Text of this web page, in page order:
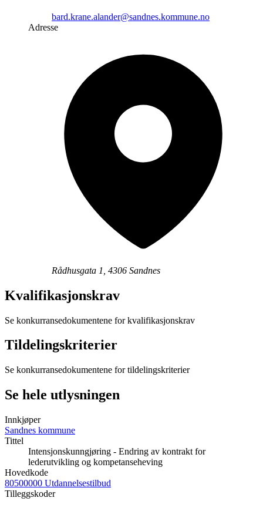
bard.krane.alander@sandnes.kommune.no
Adresse
Rådhusgata 1, 4306 Sandnes
Kvalifikasjonskrav
Se konkurransedokumentene for kvalifikasjonskrav
Tildelingskriterier
Se konkurransedokumentene for tildelingskriterier
Se hele utlysningen
Innkjøper
Sandnes kommune
Tittel
Intensjonskunngjøring - Endring av kontrakt for
lederutvikling og kompetanseheving
Hovedkode
80500000 Utdannelsestilbud
Tilleggskoder